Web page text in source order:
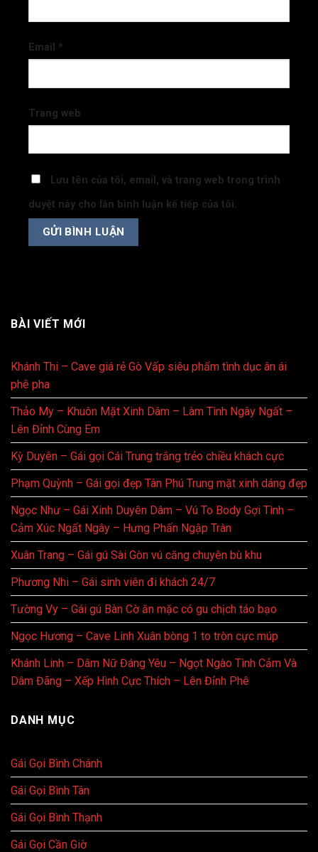
Email *
Trang web
Lưu tên của tôi, email, và trang web trong trình
duyệt này cho lần bình luận kế tiếp của tôi.
BÀI VIẾT MỚI
Khánh Thi – Cave giá rẻ Gò Vấp siêu phẩm tình dục ân ái
phê pha
Thảo My – Khuôn Mặt Xinh Dâm – Làm Tình Ngây Ngất –
Lên Đỉnh Cùng Em
Kỳ Duyên – Gái gọi Cái Trung trắng trẻo chiều khách cực
Phạm Quỳnh – Gái gọi đẹp Tân Phú Trung mặt xinh dáng đẹp
Ngọc Như – Gái Xinh Duyên Dâm – Vú To Body Gợi Tình –
Cảm Xúc Ngất Ngây – Hưng Phấn Ngập Tràn
Xuân Trang – Gái gú Sài Gòn vú căng chuyên bù khu
Phương Nhi – Gái sinh viên đi khách 24/7
Tường Vy – Gái gú Bàn Cờ ăn mặc có gu chịch táo bạo
Ngọc Hương – Cave Linh Xuân bòng 1 to tròn cực múp
Khánh Linh – Dâm Nữ Đáng Yêu – Ngọt Ngào Tình Cảm Và
Dâm Đãng – Xếp Hình Cực Thích – Lên Đỉnh Phê
DANH MỤC
Gái Gọi Bình Chánh
Gái Gọi Bình Tân
Gái Gọi Bình Thạnh
Gái Gọi Cần Giờ